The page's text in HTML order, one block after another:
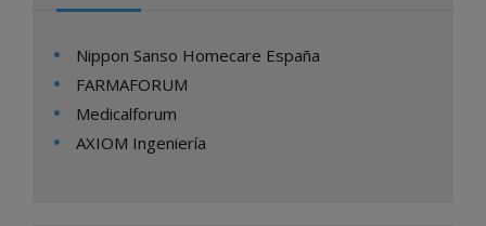
Nippon Sanso Homecare España
FARMAFORUM
Medicalforum
AXIOM Ingeniería